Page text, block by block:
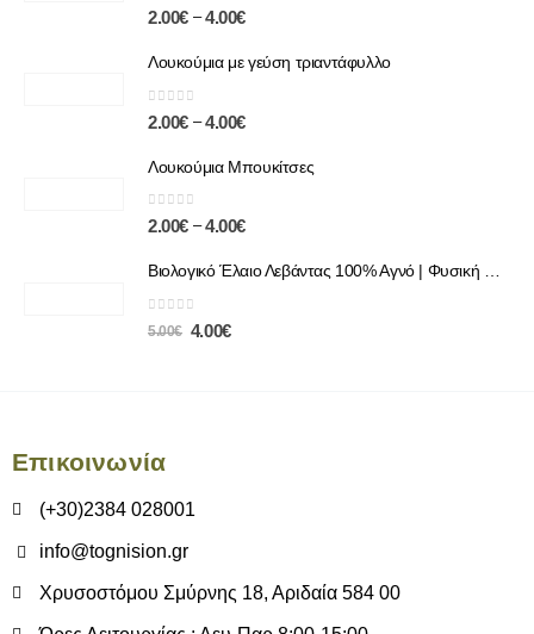
0out of 5
2.00€ – 4.00€
Λουκούμια με γεύση τριαντάφυλλο
0out of 5
2.00€ – 4.00€
Λουκούμια Μπουκίτσες
0out of 5
2.00€ – 4.00€
0 out of 5
5.00€ 4.00€
Επικοινωνία
(+30)2384 028001
info@tognision.gr
Χρυσοστόμου Σμύρνης 18, Αριδαία 584 00